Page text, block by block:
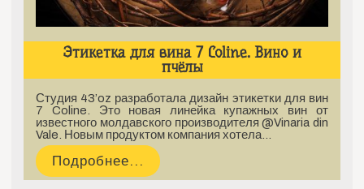
Этикетка для вина 7 Coline. Вино и
пчёлы
Студия 43’oz разработала дизайн этикетки для вин
7 Coline. Это новая линейка купажных вин от
известного молдавского производителя @Vinaria din
Vale. Новым продуктом компания хотела…
Подробнее...